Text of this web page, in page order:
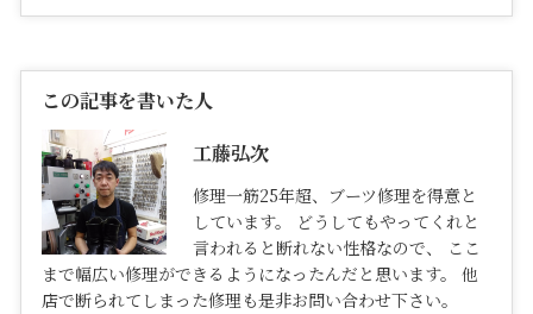
この記事を書いた人
工藤弘次
修理一筋25年超、ブーツ修理を得意と
しています。 どうしてもやってくれと
言われると断れない性格なので、 ここ
まで幅広い修理ができるようになったんだと思います。 他
店で断られてしまった修理も是非お問い合わせ下さい。